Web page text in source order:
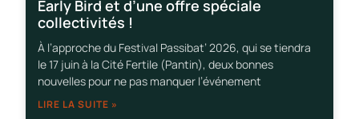
Early Bird et d’une offre spéciale
collectivités !
À l’approche du Festival Passibat’ 2026, qui se tiendra
le 17 juin à la Cité Fertile (Pantin), deux bonnes
nouvelles pour ne pas manquer l’événement
LIRE LA SUITE »